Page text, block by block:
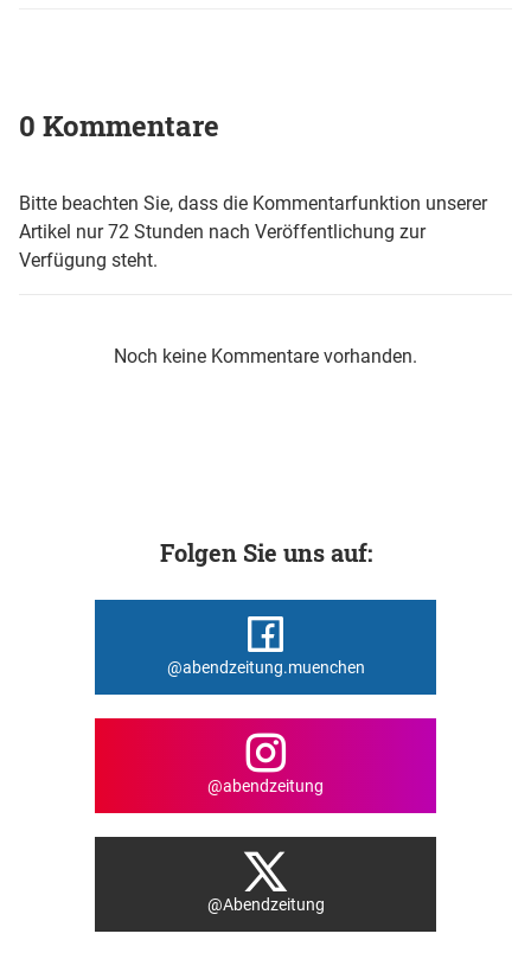
0 Kommentare
Bitte beachten Sie, dass die Kommentarfunktion unserer
Artikel nur 72 Stunden nach Veröffentlichung zur
Verfügung steht.
Noch keine Kommentare vorhanden.
Folgen Sie uns auf:
@abendzeitung.muenchen
@abendzeitung
@Abendzeitung